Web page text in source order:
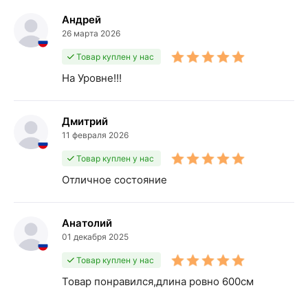
Андрей
26 марта 2026
Товар куплен у нас
На Уровне!!!
Дмитрий
11 февраля 2026
Товар куплен у нас
Отличное состояние
Анатолий
01 декабря 2025
Товар куплен у нас
Товар понравился,длина ровно 600см